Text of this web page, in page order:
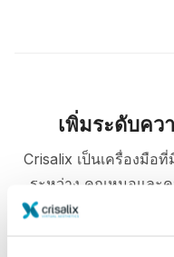
เพิ่มระดับคว
Crisalix เป็นเครื่องมือ
ระหว่าง คุณหมอและ